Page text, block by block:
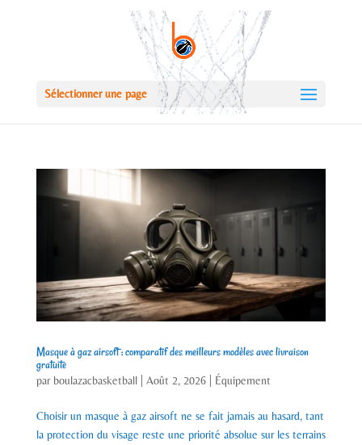
Sélectionner une page
Masque à gaz airsoft : comparatif des meilleurs modèles avec livraison
gratuite
par boulazacbasketball| Août 2, 2026| Équipement
Choisir un masque à gaz airsoft ne se fait jamais au hasard, tant
la protection du visage reste une priorité absolue sur les terrains